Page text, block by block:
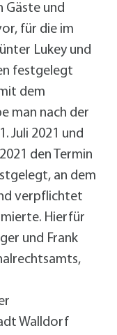
Gäste und
für die im
Lukey und
festgelegt
dem
man nach der
Juli 2021 und
den Termin
an dem
verpflichtet
Hierfür
und Frank
Walldorf